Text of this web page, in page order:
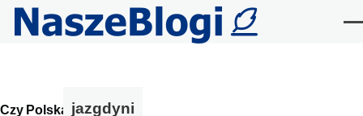
Przejdź do treści
Czy Polska jazgdyni